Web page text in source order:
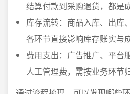
结算付款到采购退货，都是
库存流转：商品入库、出库
各环节直接影响库存账实与
费用支出：广告推广、平台
人工管理费，需按业务环节